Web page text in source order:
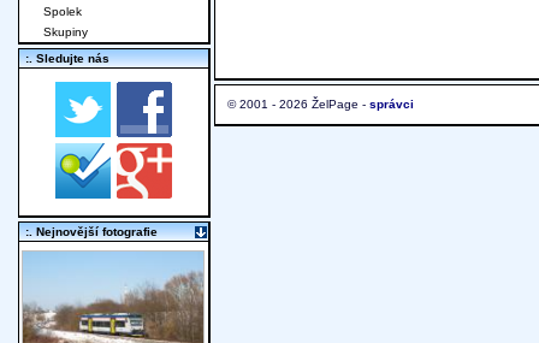
© 2001 - 2026 ŽelPage - správci
Spolek
Skupiny
:. Sledujte nás
:. Nejnovější fotografie